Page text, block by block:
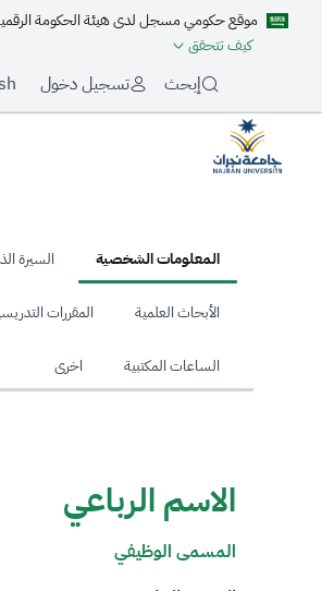
موقع حكومي مسجل لدى هيئة الحكومة
كيف تتحقق
إبحث تسجيل دخول
المعلومات الشخصية السيرة
الأبحاث العلمية المقررات
الساعات المكتبية اخرى
الاسم الرباعي
المسمى الوظيفي